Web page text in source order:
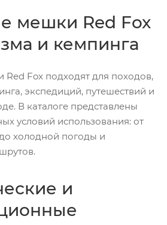
мешки Red Fox
и кемпинга
Fox подходят для походов,
экспедиций, путешествий и
В каталоге представлены
условий использования: от
холодной погоды и
и